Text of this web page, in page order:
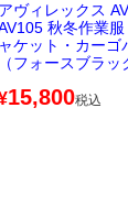
アヴィレックス
秋冬作業
ャケット・カーゴ
（フォースブラ
15,800税込